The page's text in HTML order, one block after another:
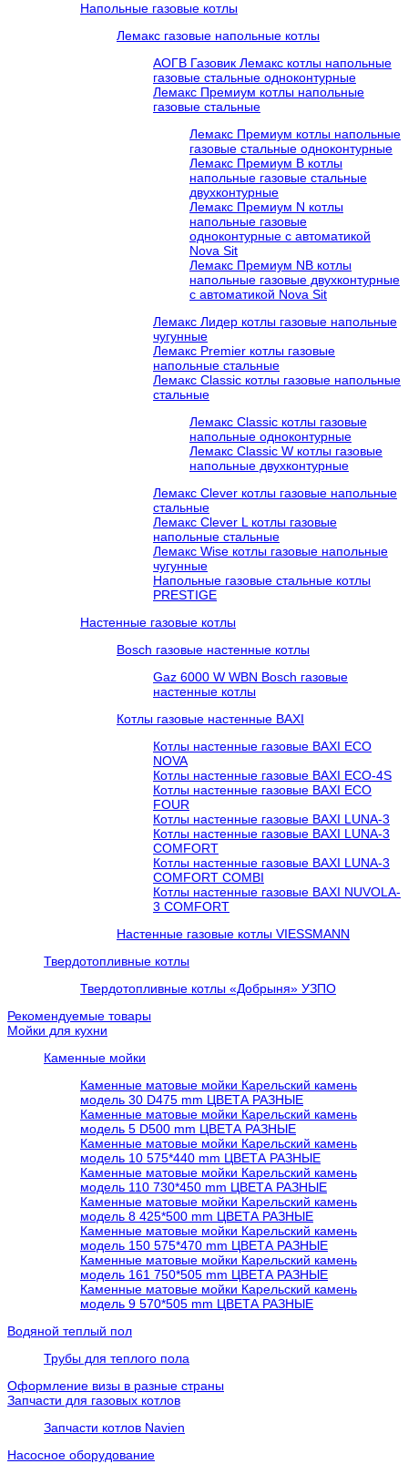
Напольные газовые котлы
Лемакс газовые напольные котлы
АОГВ Газовик Лемакс котлы напольные
газовые стальные одноконтурные
Лемакс Премиум котлы напольные
газовые стальные
Лемакс Премиум котлы напольные
газовые стальные одноконтурные
Лемакс Премиум B котлы
напольные газовые стальные
двухконтурные
Лемакс Премиум N котлы
напольные газовые
одноконтурные c автоматикой
Nova Sit
Лемакс Премиум NB котлы
напольные газовые двухконтурные
c автоматикой Nova Sit
Лемакс Лидер котлы газовые напольные
чугунные
Лемакс Premier котлы газовые
напольные стальные
Лемакс Classic котлы газовые напольные
стальные
Лемакс Classic котлы газовые
напольные одноконтурные
Лемакс Classic W котлы газовые
напольные двухконтурные
Лемакс Clever котлы газовые напольные
стальные
Лемакс Clever L котлы газовые
напольные стальные
Лемакс Wise котлы газовые напольные
чугунные
Напольные газовые стальные котлы
PRESTIGE
Настенные газовые котлы
Bosch газовые настенные котлы
Gaz 6000 W WBN Bosch газовые
настенные котлы
Котлы газовые настенные BAXI
Котлы настенные газовые BAXI ECO
NOVA
Котлы настенные газовые BAXI ECO-4S
Котлы настенные газовые BAXI ECO
FOUR
Котлы настенные газовые BAXI LUNA-3
Котлы настенные газовые BAXI LUNA-3
COMFORT
Котлы настенные газовые BAXI LUNA-3
COMFORT COMBI
Котлы настенные газовые BAXI NUVOLA-
3 COMFORT
Настенные газовые котлы VIESSMANN
Твердотопливные котлы
Твердотопливные котлы «Добрыня» УЗПО
Рекомендуемые товары
Мойки для кухни
Каменные мойки
Каменные матовые мойки Карельский камень
модель 30 D475 mm ЦВЕТА РАЗНЫЕ
Каменные матовые мойки Карельский камень
модель 5 D500 mm ЦВЕТА РАЗНЫЕ
Каменные матовые мойки Карельский камень
модель 10 575*440 mm ЦВЕТА РАЗНЫЕ
Каменные матовые мойки Карельский камень
модель 110 730*450 mm ЦВЕТА РАЗНЫЕ
Каменные матовые мойки Карельский камень
модель 8 425*500 mm ЦВЕТА РАЗНЫЕ
Каменные матовые мойки Карельский камень
модель 150 575*470 mm ЦВЕТА РАЗНЫЕ
Каменные матовые мойки Карельский камень
модель 161 750*505 mm ЦВЕТА РАЗНЫЕ
Каменные матовые мойки Карельский камень
модель 9 570*505 mm ЦВЕТА РАЗНЫЕ
Водяной теплый пол
Трубы для теплого пола
Оформление визы в разные страны
Запчасти для газовых котлов
Запчасти котлов Navien
Насосное оборудование